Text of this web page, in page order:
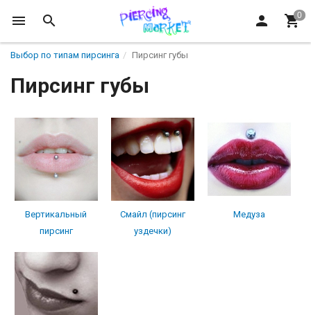
Выбор по типам пирсинга Пирсинг губы
Пирсинг губы
Вертикальный
пирсинг
Смайл (пирсинг
уздечки)
Медуза